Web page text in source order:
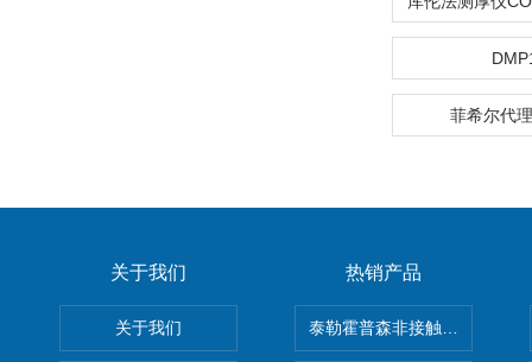
菲希尔代
关于我们
关于我们
热销产品
泰勒霍普森非接触式轮廓仪